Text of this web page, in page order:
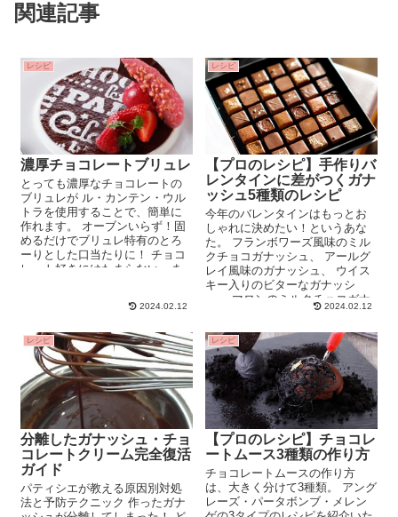
関連記事
レシピ
濃厚チョコレートブリュレ
とっても濃厚なチョコレートの
ブリュレが ル・カンテン・ウル
トラを使用することで、簡単に
作れます。 オーブンいらず！固
めるだけでブリュレ特有のとろ
ーりとした口当たりに！ チョコ
レート好きにはたまらない、ま
2024.02.12
レシピ
【プロのレシピ】手作りバ
レンタインに差がつくガナ
ッシュ5種類のレシピ
今年のバレンタインはもっとお
しゃれに決めたい！というあな
た。 フランボワーズ風味のミル
クチョコガナッシュ、 アールグ
レイ風味のガナッシュ、 ウイス
キー入りのビターなガナッシ
ュ、 マロンのミルクチョコガナ
2024.02.12
レシピ
分離したガナッシュ・チョ
コレートクリーム完全復活
ガイド
パティシエが教える原因別対処
法と予防テクニック 作ったガナ
レシピ
【プロのレシピ】チョコレ
ートムース3種類の作り方
チョコレートムースの作り方
は、大きく分けて3種類。 アング
レーズ・パータボンブ・メレン